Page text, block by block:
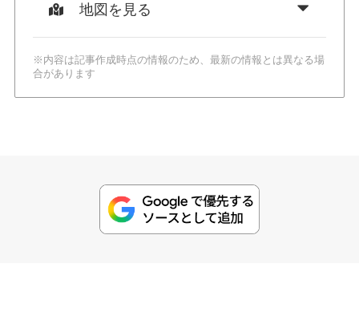
地図を見る
※内容は記事作成時点の情報のため、最新の情報とは異なる場
合があります